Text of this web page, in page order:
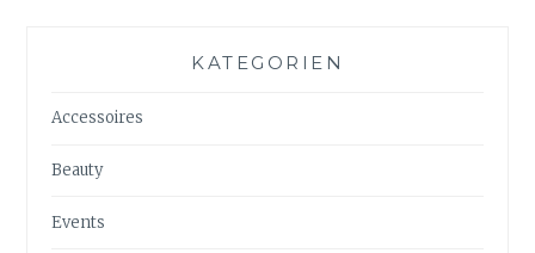
KATEGORIEN
Accessoires
Beauty
Events